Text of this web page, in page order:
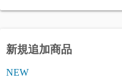
新規追加商品
NEW